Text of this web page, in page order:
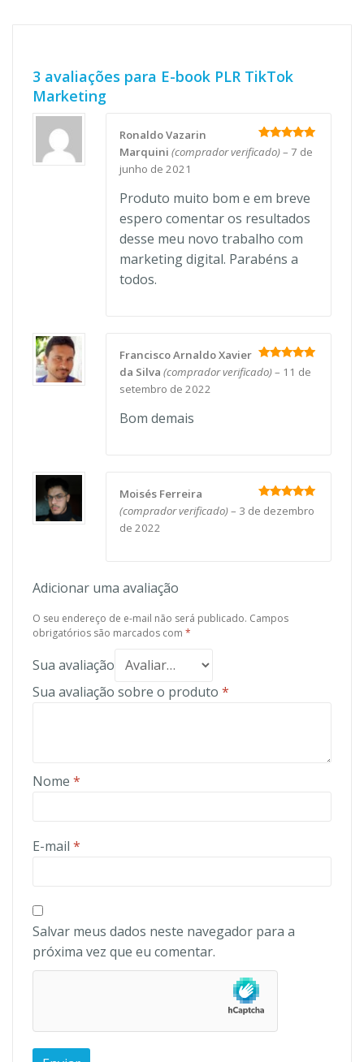
3 avaliações para E-book PLR TikTok
Marketing
Avaliação 5
de 5
Ronaldo Vazarin
Marquini (comprador verificado)– 7 de
junho de 2021
Produto muito bom e em breve
espero comentar os resultados
desse meu novo trabalho com
marketing digital. Parabéns a
todos.
Avaliação 5
de 5
Francisco Arnaldo Xavier
da Silva (comprador verificado)– 11 de
setembro de 2022
Bom demais
Avaliação5
de 5
Moisés Ferreira
(comprador verificado)– 3 de dezembro
de 2022
Adicionar uma avaliação
O seu endereço de e-mail não será publicado. Campos
obrigatórios são marcados com *
Sua avaliação
Sua avaliação sobre o produto *
Nome *
E-mail *
Salvar meus dados neste navegador para a
próxima vez que eu comentar.